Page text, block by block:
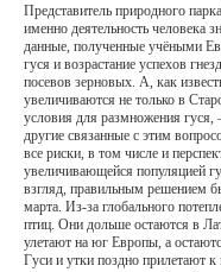
Представитель природного
именно деятельность человека
данные, полученные учёными
гуся и возрастание успехов
посевов зерновых. А, как
увеличиваются не только в
условия для размножения
другие связанные с этим
все риски, в том числе и
увеличивающейся популяцией
взгляд, правильным решением
марта. Из-за глобального
птиц. Они дольше остаются в
улетают на юг Европы, а
Гуси и утки поздно прилетают